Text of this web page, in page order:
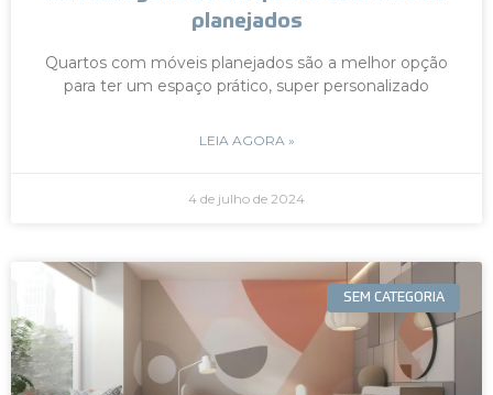
planejados
Quartos com móveis planejados são a melhor opção
para ter um espaço prático, super personalizado
LEIA AGORA »
4 de julho de 2024
SEM CATEGORIA